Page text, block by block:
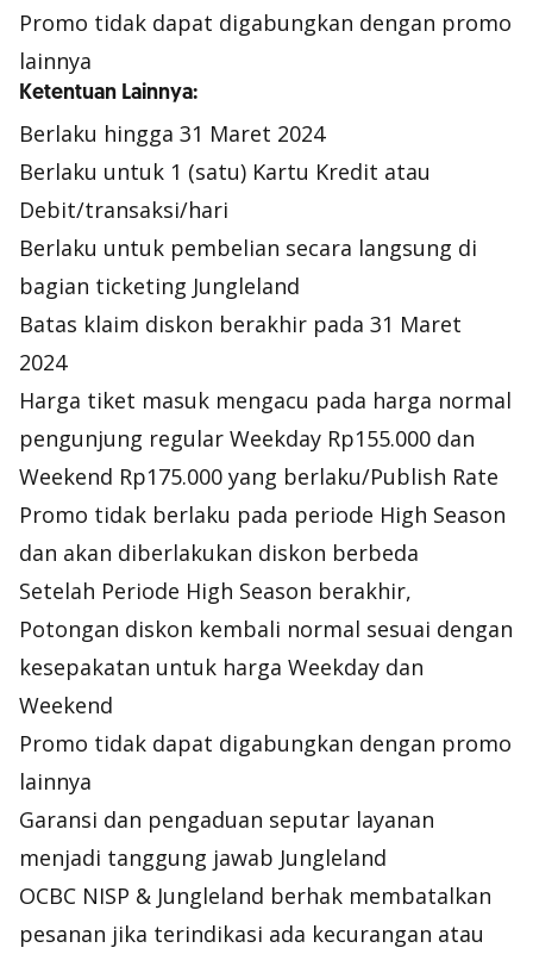
Promo tidak dapat digabungkan dengan promo
lainnya
Ketentuan Lainnya:
Berlaku hingga 31 Maret 2024
Berlaku untuk 1 (satu) Kartu Kredit atau
Debit/transaksi/hari
Berlaku untuk pembelian secara langsung di
bagian ticketing Jungleland
Batas klaim diskon berakhir pada 31 Maret
2024
Harga tiket masuk mengacu pada harga normal
pengunjung regular Weekday Rp155.000 dan
Weekend Rp175.000 yang berlaku/Publish Rate
Promo tidak berlaku pada periode High Season
dan akan diberlakukan diskon berbeda
Setelah Periode High Season berakhir,
Potongan diskon kembali normal sesuai dengan
kesepakatan untuk harga Weekday dan
Weekend
Promo tidak dapat digabungkan dengan promo
lainnya
Garansi dan pengaduan seputar layanan
menjadi tanggung jawab Jungleland
OCBC NISP & Jungleland berhak membatalkan
pesanan jika terindikasi ada kecurangan atau